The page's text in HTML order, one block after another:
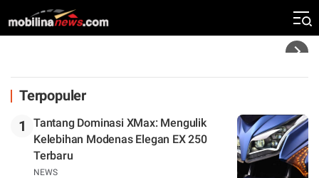
Rekor Kecepatan Silverstone!
Terpopuler
1
Tantang Dominasi XMax: Mengulik
Kelebihan Modenas Elegan EX 250
Terbaru
NEWS